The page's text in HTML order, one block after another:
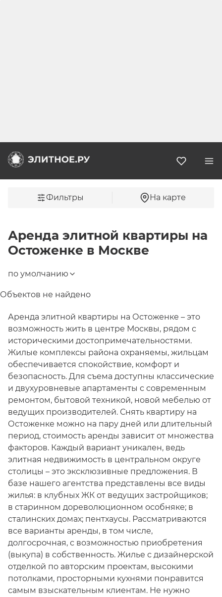
Фильтры На карте
Аренда элитной квартиры на
Остоженке в Москве
по умолчанию
Объектов не найдено
Аренда элитной квартиры на Остоженке – это
возможность жить в центре Москвы, рядом с
историческими достопримечательностями.
Жилые комплексы района охраняемы, жильцам
обеспечивается спокойствие, комфорт и
безопасность. Для съема доступны классические
и двухуровневые апартаменты с современным
ремонтом, бытовой техникой, новой мебелью от
ведущих производителей. Снять квартиру на
Остоженке можно на пару дней или длительный
период, стоимость аренды зависит от множества
факторов. Каждый вариант уникален, ведь
элитная недвижимость в центральном округе
столицы – это эксклюзивные предложения. В
базе нашего агентства представлены все виды
жилья: в клубных ЖК от ведущих застройщиков;
в старинном дореволюционном особняке; в
сталинских домах; пентхаусы. Рассматриваются
все варианты аренды, в том числе,
долгосрочная, с возможностью приобретения
(выкупа) в собственность. Жилье с дизайнерской
отделкой по авторским проектам, высокими
потолками, просторными кухнями понравится
самым взыскательным клиентам. Не нужно